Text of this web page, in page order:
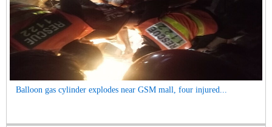
Balloon gas cylinder explodes near GSM mall, four injured...